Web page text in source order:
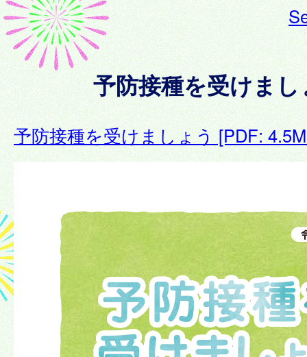
予防接種を受けまし
予防接種を受けましょう [PDF: